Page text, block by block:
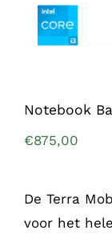
Notebook
€875,00
De Terra
voor het